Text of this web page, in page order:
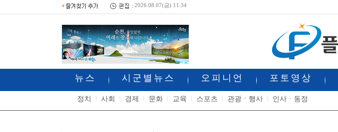
2026.08.07(금) 11:34
뉴스 시군별뉴스 오피니언 포토영상
정치 사회 경제 문화 교육 스포츠 관광ㆍ행사 인사ㆍ동정